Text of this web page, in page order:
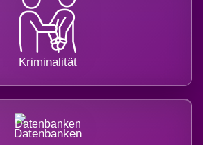
Kriminalität
Datenbanken